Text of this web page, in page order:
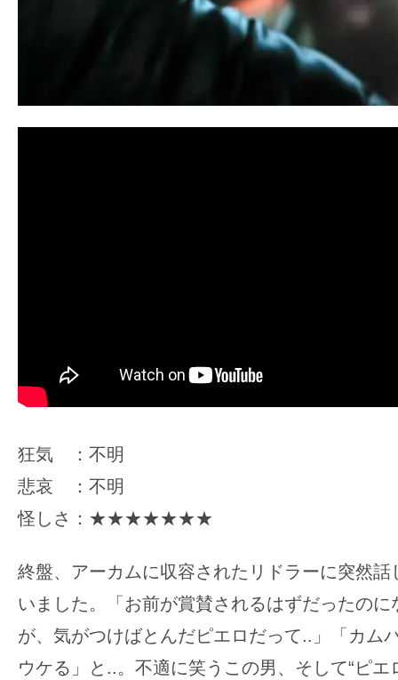
狂気 ：不明
悲哀 ：不明
怪しさ：★★★★★★★
終盤、アーカムに収容されたリドラーに突然話
いました。「お前が賞賛されるはずだったの
が、気がつけばとんだピエロだって..」「カム
ウケる」と..。不適に笑うこの男、そして“ピエ